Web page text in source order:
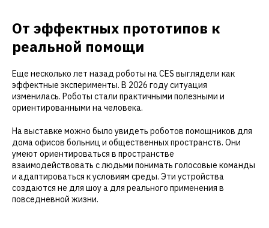
От эффектных прототипов к
реальной помощи
Еще несколько лет назад роботы на CES выглядели как
эффектные эксперименты. В 2026 году ситуация
изменилась. Роботы стали практичными полезными и
ориентированными на человека.
На выставке можно было увидеть роботов помощников для
дома офисов больниц и общественных пространств. Они
умеют ориентироваться в пространстве
взаимодействовать с людьми понимать голосовые команды
и адаптироваться к условиям среды. Эти устройства
создаются не для шоу а для реального применения в
повседневной жизни.